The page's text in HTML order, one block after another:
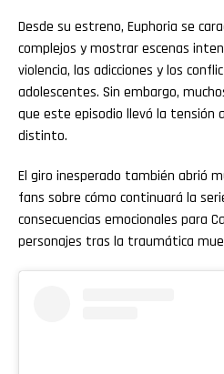
Desde su estreno, Euphoria se
complejos y mostrar escenas
violencia, las adicciones y los
adolescentes. Sin embargo,
que este episodio llevó la tensión
distinto.
El giro inesperado también abrió
fans sobre cómo continuará la
consecuencias emocionales para
personajes tras la traumática